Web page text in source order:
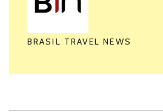
BRASIL TRAVEL NEWS